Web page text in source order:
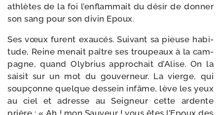
ath­lètes de la foi l’en­flammait du désir de don­ner
son sang pour son divin Epoux.
Ses vœux furent exau­cés. Suivant sa pieuse habi­
tude, Reine menait paître ses trou­peaux à la cam­
pagne, quand Olybrius appro­chait d’Alise. On la
sai­sit sur un mot du gou­ver­neur. La vierge, qui
soup­çonne quelque des­sein infâme, lève les yeux
au ciel et adresse au Seigneur cette ardente